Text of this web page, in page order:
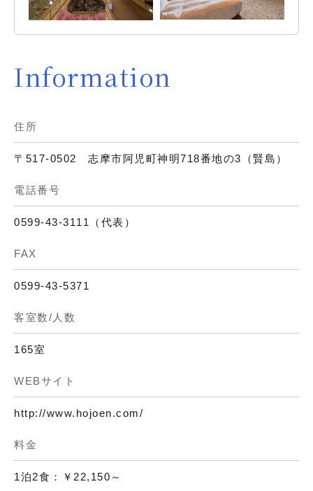
Information
住所
〒517-0502 志摩市阿児町神明718番地の3（賢島）
電話番号
0599-43-3111（代表）
FAX
0599-43-5371
客室数/人数
165室
WEBサイト
http://www.hojoen.com/
料金
1泊2食：￥22,150～